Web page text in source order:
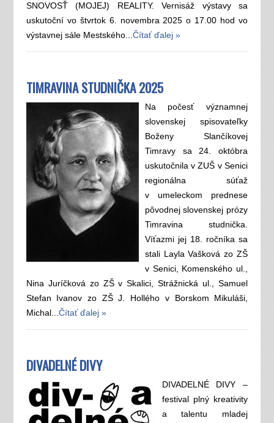
SNOVOSŤ (MOJEJ) REALITY. Vernisáž výstavy sa
uskutoční vo štvrtok 6. novembra 2025 o 17.00 hod vo
výstavnej sále Mestského... Čítať ďalej »
TIMRAVINA STUDNIČKA 2025
Na počesť významnej
slovenskej spisovateľky
Boženy Slančíkovej
Timravy sa 24. októbra
uskutočnila v ZUŠ v Senici
regionálna súťaž
v umeleckom prednese
pôvodnej slovenskej prózy
Timravina studnička.
Víťazmi jej 18. ročníka sa
stali Layla Vašková zo ZŠ
v Senici, Komenského ul.,
Nina Juríčková zo ZŠ v Skalici, Strážnická ul., Samuel
Stefan Ivanov zo ZŠ J. Hollého v Borskom Mikuláši,
Michal... Čítať ďalej »
DIVADELNÉ DIVY
DIVADELNÉ DIVY –
festival plný kreativity
a talentu mladej